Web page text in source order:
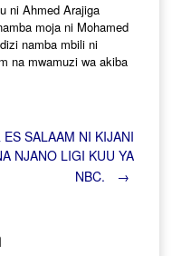
ni Ahmed Arajiga
moja ni Mohamed
namba mbili ni
na mwamuzi wa akiba
ES SALAAM NI KIJANI
NJANO LIGI KUU YA
NBC.
→